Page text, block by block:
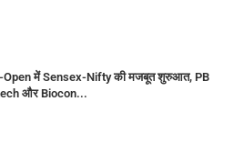
Open में Sensex-Nifty की मजबूत शुरुआत, PB
और Biocon...